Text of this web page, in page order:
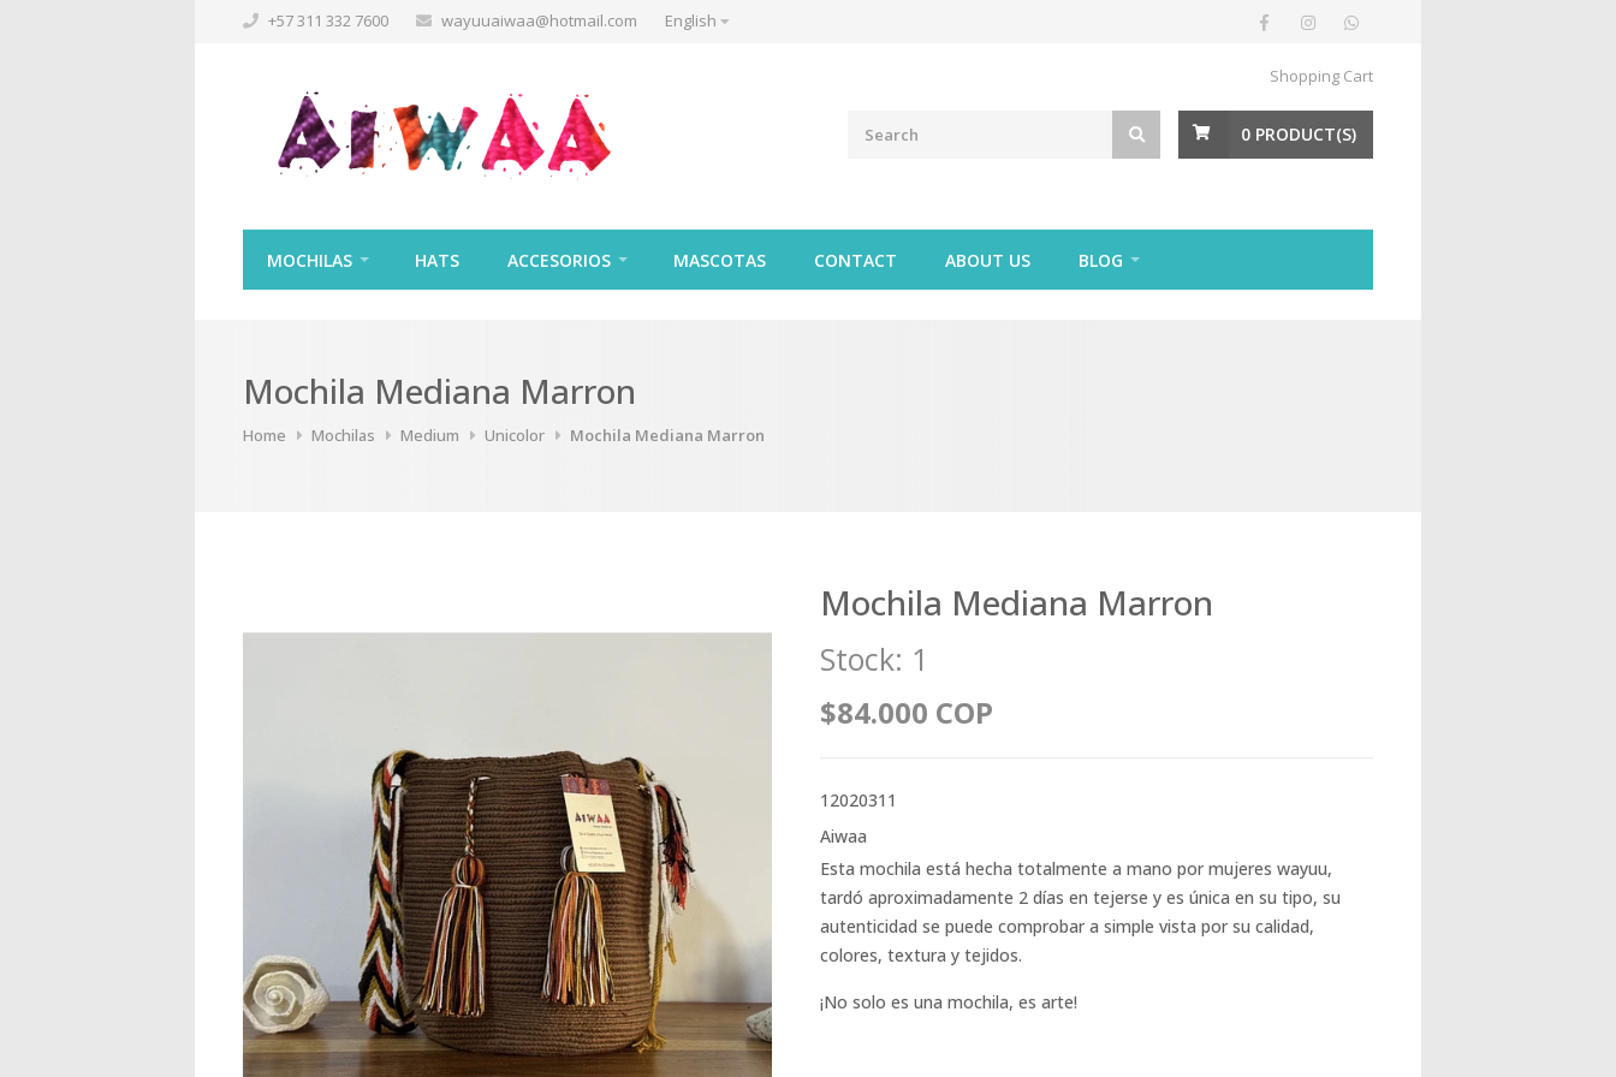
+57 311 332 7600 wayuuaiwaa@hotmail.com English
Shopping Cart
0 PRODUCT(S)
MOCHILAS HATS ACCESORIOS MASCOTAS CONTACT ABOUT US BLOG
Mochila Mediana Marron
Home Mochilas Medium Unicolor Mochila Mediana Marron
Mochila Mediana Marron
Stock: 1
$84.000 COP
12020311
Aiwaa
Esta mochila está hecha totalmente a mano por mujeres wayuu,
tardó aproximadamente 2 días en tejerse y es única en su tipo, su
autenticidad se puede comprobar a simple vista por su calidad,
colores, textura y tejidos.
¡No solo es una mochila, es arte!